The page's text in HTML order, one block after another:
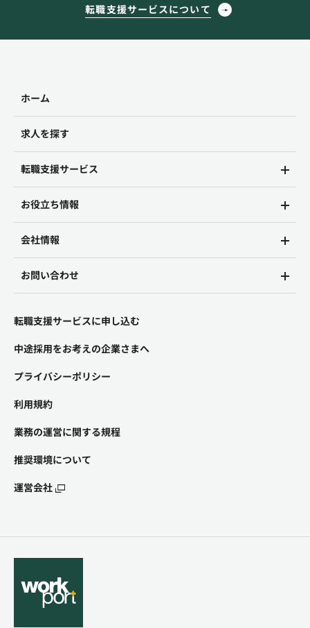
転職支援サービスについて
ホーム
求人を探す
転職支援サービス
お役立ち情報
会社情報
お問い合わせ
転職支援サービスに申し込む
中途採用をお考えの企業さまへ
プライバシーポリシー
利用規約
業務の運営に関する規程
推奨環境について
運営会社